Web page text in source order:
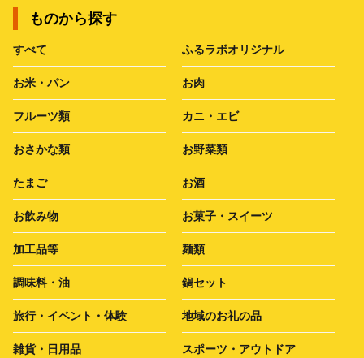
ものから探す
すべて ふるラボオリジナル
お米・パン お肉
フルーツ類 カニ・エビ
おさかな類 お野菜類
たまご お酒
お飲み物 お菓子・スイーツ
加工品等 麺類
調味料・油 鍋セット
旅行・イベント・体験 地域のお礼の品
雑貨・日用品 スポーツ・アウトドア